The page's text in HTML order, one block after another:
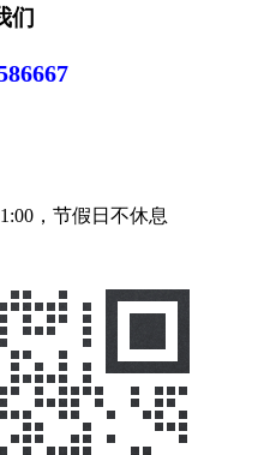
们
，节假日不休息